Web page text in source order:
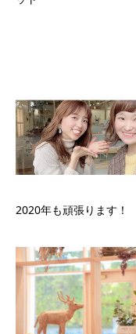
2020年も頑張ります！